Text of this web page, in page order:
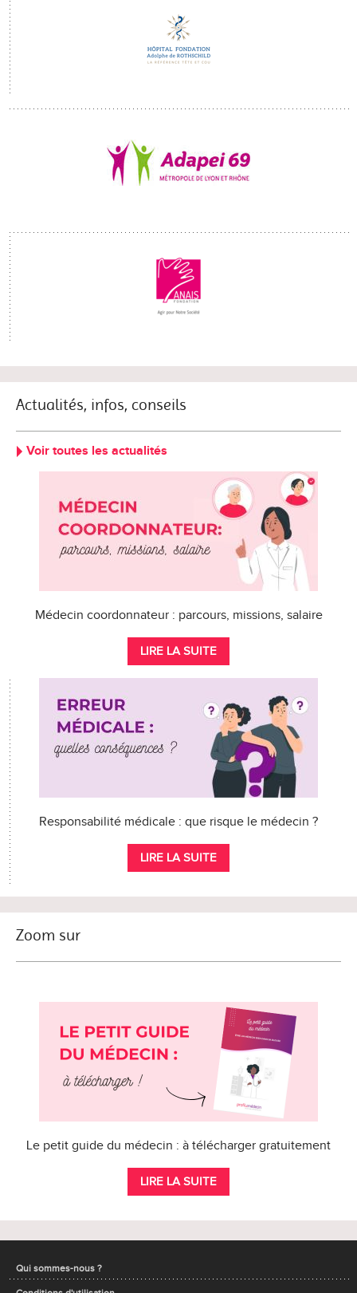
Actualités, infos, conseils
Voir toutes les actualités
Médecin coordonnateur : parcours, missions, salaire
LIRE LA SUITE
Responsabilité médicale : que risque le médecin ?
LIRE LA SUITE
Zoom sur
Le petit guide du médecin : à télécharger gratuitement
LIRE LA SUITE
Qui sommes-nous ?